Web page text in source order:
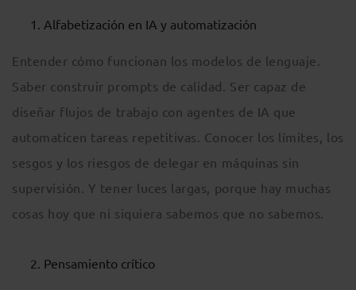
Alfabetización en IA y automatización
Entender cómo funcionan los modelos de lenguaje.
Saber construir prompts de calidad. Ser capaz de
diseñar flujos de trabajo con agentes de IA que
automaticen tareas repetitivas. Conocer los límites, los
sesgos y los riesgos de delegar en máquinas sin
supervisión. Y tener luces largas, porque hay muchas
cosas hoy que ni siquiera sabemos que no sabemos.
Pensamiento crítico